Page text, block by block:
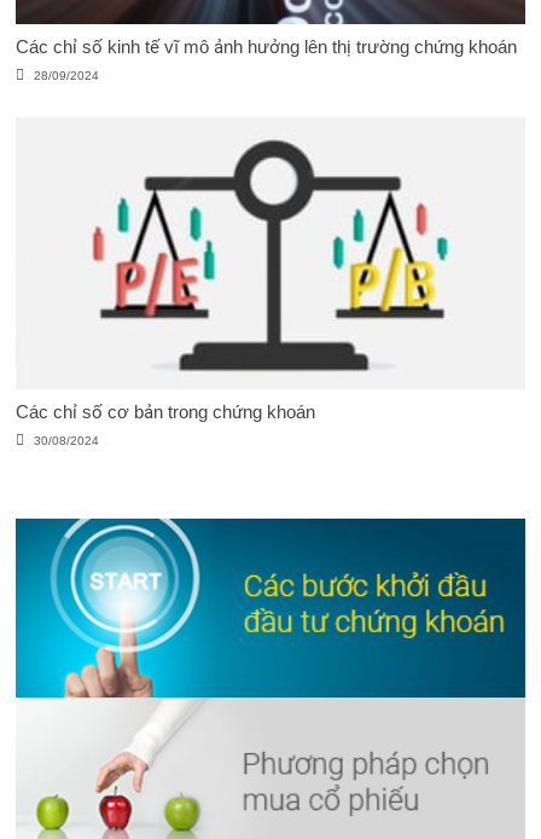
Các chỉ số kinh tế vĩ mô ảnh hưởng lên thị trường chứng khoán
28/09/2024
Các chỉ số cơ bản trong chứng khoán
30/08/2024